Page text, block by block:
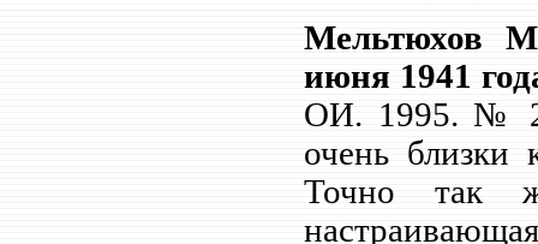
Мельтюхов
июня 1941
ОИ. 1995. №
очень близки
Точно так